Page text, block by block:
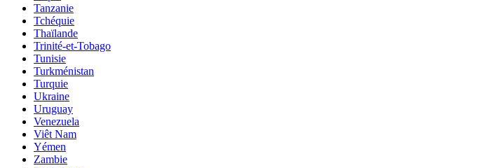
Tanzanie
Tchéquie
Thaïlande
Trinité-et-Tobago
Tunisie
Turkménistan
Turquie
Ukraine
Uruguay
Venezuela
Viêt Nam
Yémen
Zambie